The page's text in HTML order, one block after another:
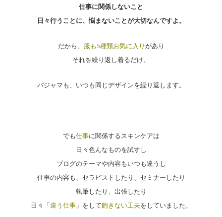
仕事に関係しないこと
日々行うことに、悩まないことが大切なんですよ。
だから、 服も5種類お気に入り があり
それを繰り返し着るだけ。
パジャマも、いつも同じデザインを繰り返します。
でも仕事に関係するスキンケアは
日々色んなものを試すし
ブログのテーマや内容もいつも違うし
仕事の内容も、セラピストしたり、セミナーしたり
執筆したり、出張したり
日々「 違う仕事」をして飽きない工夫をしていました。